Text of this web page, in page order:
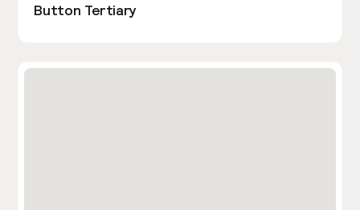
Button Tertiary